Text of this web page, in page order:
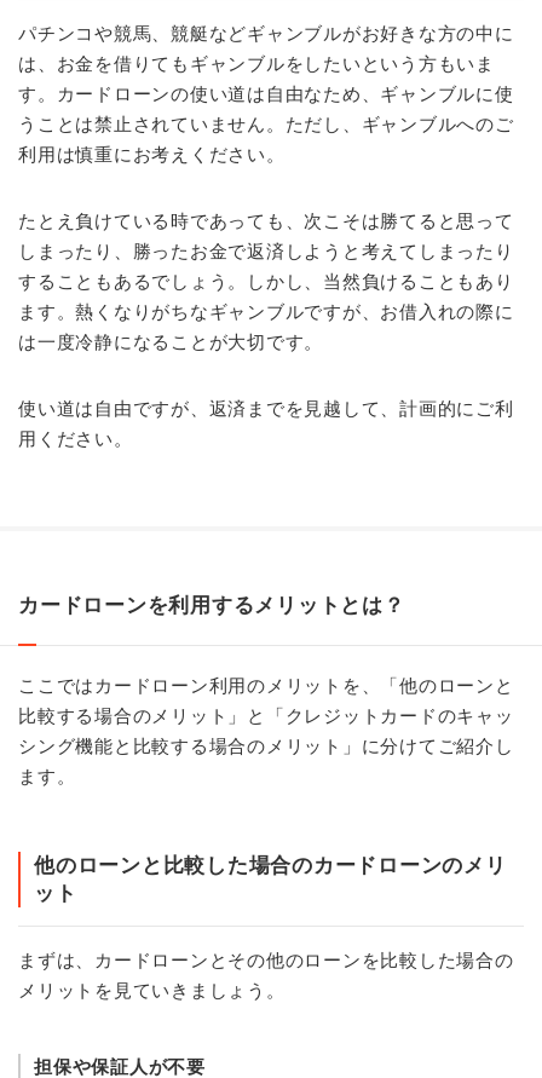
パチンコや競馬、競艇などギャンブルがお好きな方の中に
は、お金を借りてもギャンブルをしたいという方もいま
す。カードローンの使い道は自由なため、ギャンブルに使
うことは禁止されていません。ただし、ギャンブルへのご
利用は慎重にお考えください。
たとえ負けている時であっても、次こそは勝てると思って
しまったり、勝ったお金で返済しようと考えてしまったり
することもあるでしょう。しかし、当然負けることもあり
ます。熱くなりがちなギャンブルですが、お借入れの際に
は一度冷静になることが大切です。
使い道は自由ですが、返済までを見越して、計画的にご利
用ください。
カードローンを利用するメリットとは？
ここではカードローン利用のメリットを、「他のローンと
比較する場合のメリット」と「クレジットカードのキャッ
シング機能と比較する場合のメリット」に分けてご紹介し
ます。
他のローンと比較した場合のカードローンのメリ
ット
まずは、カードローンとその他のローンを比較した場合の
メリットを見ていきましょう。
担保や保証人が不要